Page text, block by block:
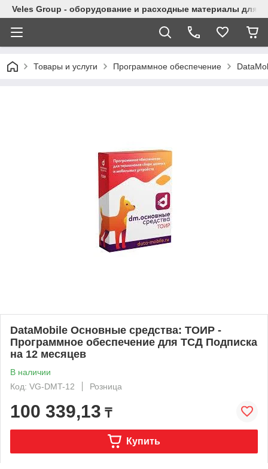
Veles Group - оборудование и расходные материалы для
Товары и услуги Программное обеспечение
DataMobile Основные средства: ТОИР -
Программное обеспечение для ТСД Подписка
на 12 месяцев
В наличии
Код: VG-DMT-12
Розница
100 339,13 ₸
Купить